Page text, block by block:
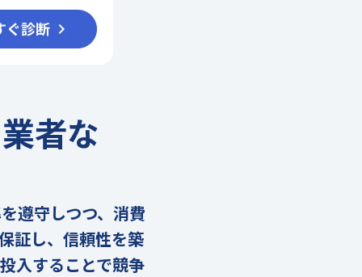
者な
遵守しつつ、消費
証し、信頼性を築
入することで競争